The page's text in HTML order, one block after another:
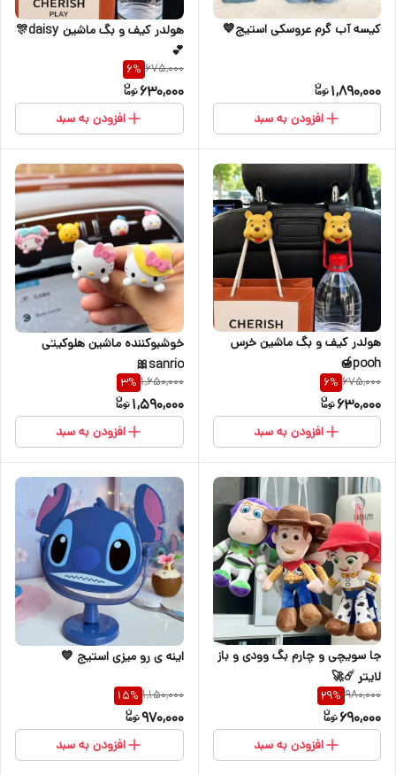
کیسه آب گرم عروسکی استیج💙
1,890,000
افزودن به سبد
هولدر کیف و بگ ماشین daisy🎊
💕
675,000
6%
630,000
افزودن به سبد
هولدر کیف و بگ ماشین خرس
pooh🍯
675,000
6%
630,000
افزودن به سبد
خوشبوکننده ماشین هلوکیتی
sanrio🎀
1,650,000
3%
1,590,000
افزودن به سبد
جا سویچی و چارم بگ وودی و باز
لایتر ☄️🚀
980,000
29%
690,000
افزودن به سبد
اینه ی رو میزی استیج 💙
1,150,000
15%
970,000
افزودن به سبد